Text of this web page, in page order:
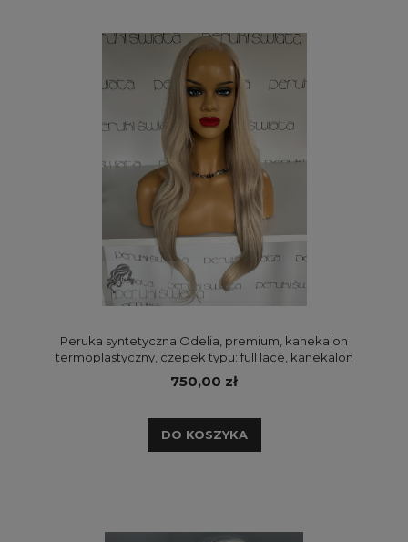
Peruka syntetyczna Odelia, premium, kanekalon
termoplastyczny, czepek typu: full lace, kanekalon
termoplastyczny, jasny blond jaśniejących ku końcom
750,00 zł
DO KOSZYKA